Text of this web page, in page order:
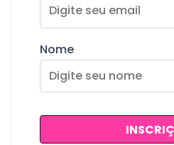
Nome